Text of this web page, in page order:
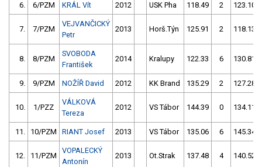
6. 6/PZM KRÁL Vít 2012 USK Pha 118.49 2 123.10
7. 7/PZM
VEJVANČICKÝ
Petr
2013 Horš.Týn 125.91 2 118.13
8. 8/PZM
SVOBODA
František
2014 Kralupy 122.33 6 130.81
9. 9/PZM NOŽÍŘ David 2012 KK Brand 135.29 2 127.28
10. 1/PZZ
VÁLKOVÁ
Tereza
2012 VS Tábor 144.39 0 134.11
11. 10/PZM RIANT Josef 2013 VS Tábor 135.06 6 145.34
12. 11/PZM
VOPALECKÝ
Antonín
2013 Ot.Strak 137.48 4 140.52